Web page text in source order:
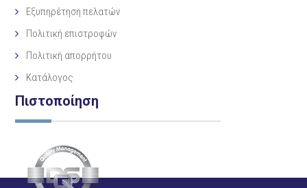
Εξυπηρέτηση πελατών
Πολιτική επιστροφών
Πολιτική απορρήτου
Κατάλογος
Πιστοποίηση